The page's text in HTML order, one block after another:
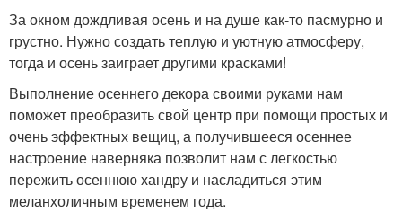
За окном дождливая осень и на душе как-то пасмурно и
грустно. Нужно создать теплую и уютную атмосферу,
тогда и осень заиграет другими красками!
Выполнение осеннего декора своими руками нам
поможет преобразить свой центр при помощи простых и
очень эффектных вещиц, а получившееся осеннее
настроение наверняка позволит нам с легкостью
пережить осеннюю хандру и насладиться этим
меланхоличным временем года.